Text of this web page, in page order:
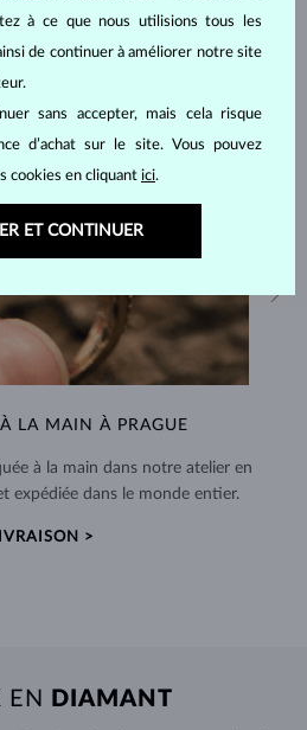
LA MAIN À PRAGUE
à la main dans notre atelier en
expédiée dans le monde entier.
>
EN DIAMANT
à ce que nous utilisions tous les
de continuer à améliorer notre site
sans accepter, mais cela risque
d’achat sur le site. Vous pouvez
cookies en cliquant ici.
ET CONTINUER